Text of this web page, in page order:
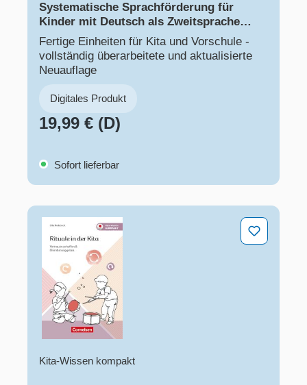
Systematische Sprachförderung für
Kinder ​mit Deutsch als Zweitsprache
(DaZ)
Fertige Einheiten für Kita und Vorschule -
vollständig überarbeitete und aktualisierte
Neuauflage
Digitales Produkt
19,99 € (D)
Sofort lieferbar
Rituale in der Kita
Kita-Wissen kompakt